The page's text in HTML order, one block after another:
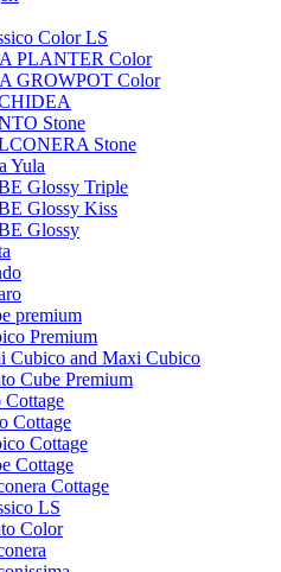
Color LS
PLANTER Color
GROWPOT Color
Stone
Stone
Yula
Glossy Triple
Glossy Kiss
Glossy
premium
Premium
Cubico and Maxi Cubico
Cube Premium
Cottage
Cottage
Cottage
Cottage
Cottage
LS
Color